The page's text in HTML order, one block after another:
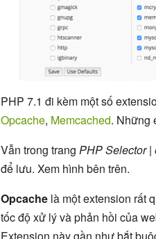
PHP 7.1 đi kèm một số
Opcache, Memcached. Những
Vẫn trong trang PHP Selector |
để lưu. Xem hình bên trên.
Opcache là một extension rất
tốc độ xử lý và phản hồi của